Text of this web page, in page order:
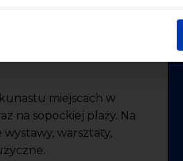
kina europejskiego
nagrodzone Europejską
prestiżową nagrodą
miejscach w
na sopockiej plaży. Na
warsztaty,